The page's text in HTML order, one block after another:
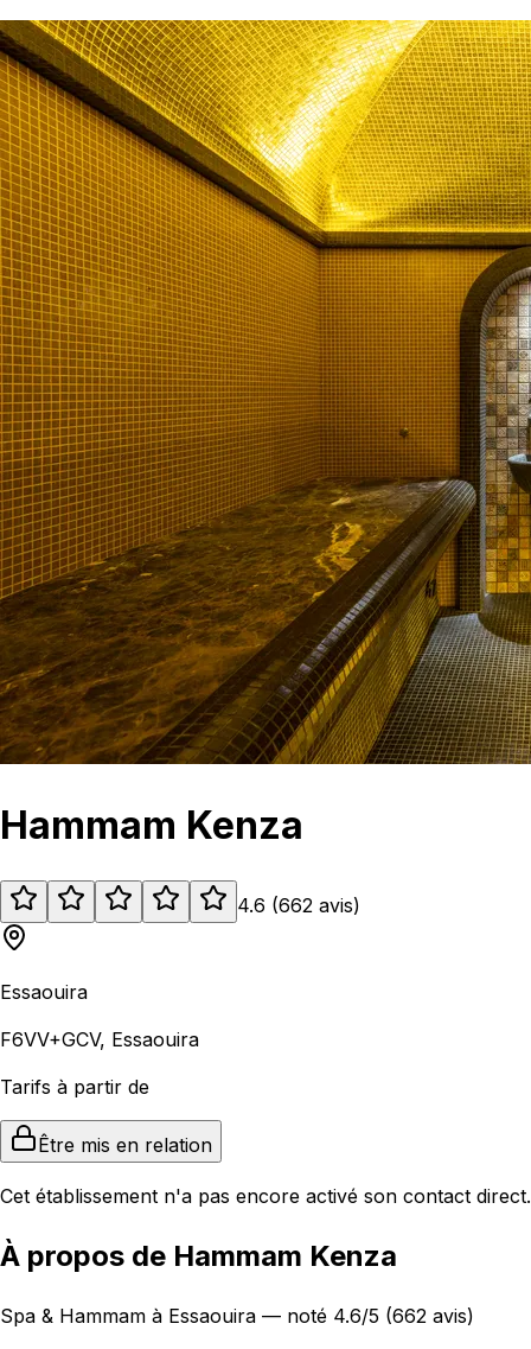
Hammam Kenza
4.6 (662 avis)
Essaouira
F6VV+GCV, Essaouira
Tarifs à partir de
Être mis en relation
Cet établissement n'a pas encore activé son contact direct.
À propos de Hammam Kenza
Spa & Hammam à Essaouira — noté 4.6/5 (662 avis)